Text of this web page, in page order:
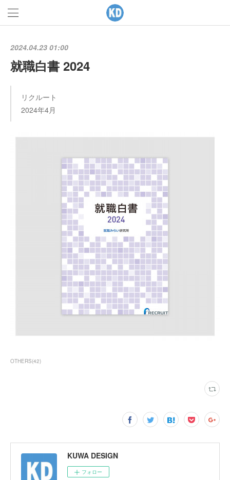
2024.04.23 01:00
就職白書 2024
リクルート
2024年4月
OTHERS(42)
KUWA DESIGN
フォロー